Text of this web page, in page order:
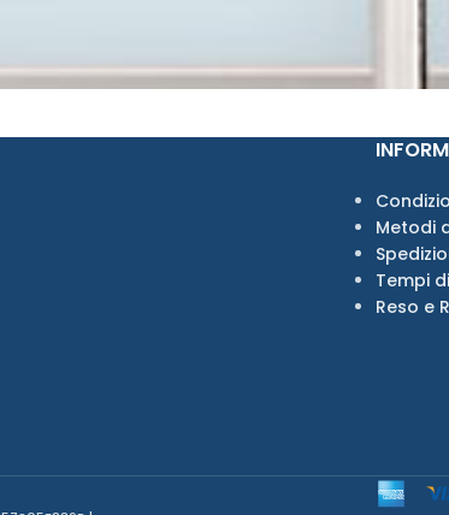
Metodi
Tempi
Reso e